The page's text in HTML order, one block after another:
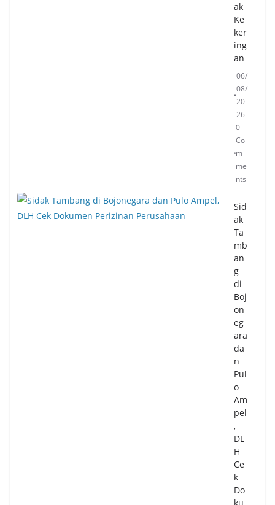
ak
Ke
ker
ing
an
06/
08/
20
26
0
Co
m
me
nts
Sid
ak
Ta
mb
an
g
di
Boj
on
eg
ara
da
n
Pul
o
Am
pel
,
DL
H
Ce
k
Do